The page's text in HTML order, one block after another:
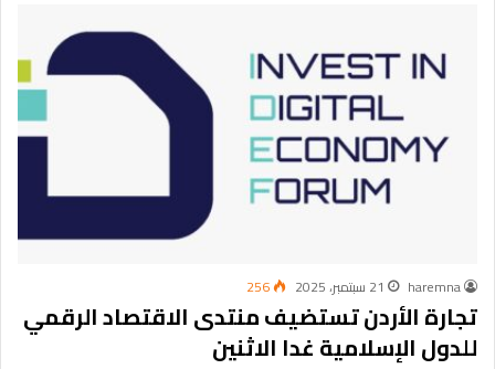
haremna 21 سبتمبر، 2025 256
تجارة الأردن تستضيف منتدى الاقتصاد الرقمي
للدول الإسلامية غدا الاثنين